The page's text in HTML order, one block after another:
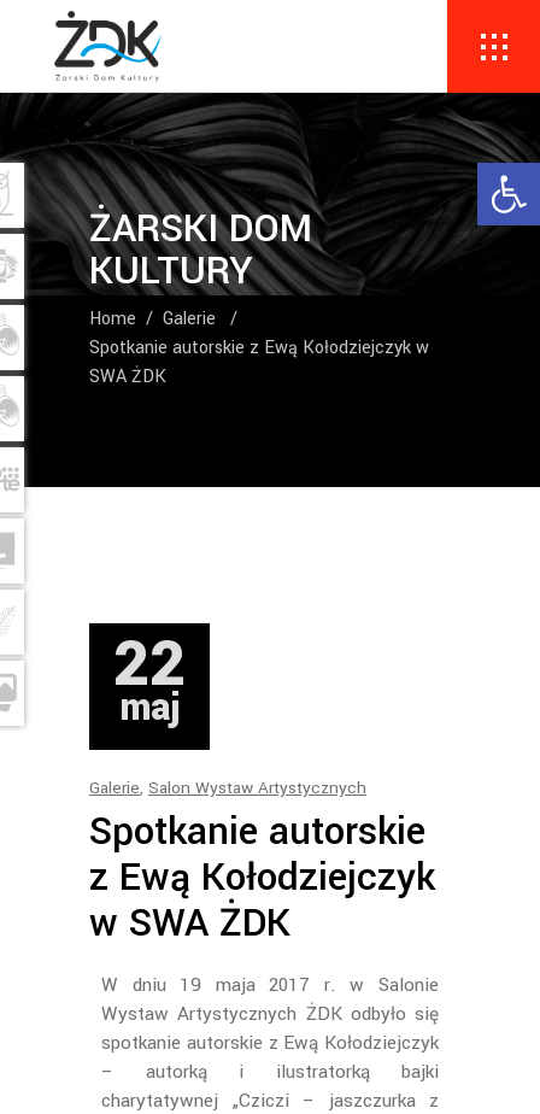
ŻARSKI DOM
KULTURY
Home / Galerie
/
Spotkanie autorskie z Ewą Kołodziejczyk w
SWA ŻDK
22
maj
Galerie, Salon Wystaw Artystycznych
Spotkanie autorskie
z Ewą Kołodziejczyk
w SWA ŻDK
W dniu 19 maja 2017 r. w Salonie
Wystaw Artystycznych ŻDK odbyło się
spotkanie autorskie z Ewą Kołodziejczyk
– autorką i ilustratorką bajki
charytatywnej „Cziczi – jaszczurka z